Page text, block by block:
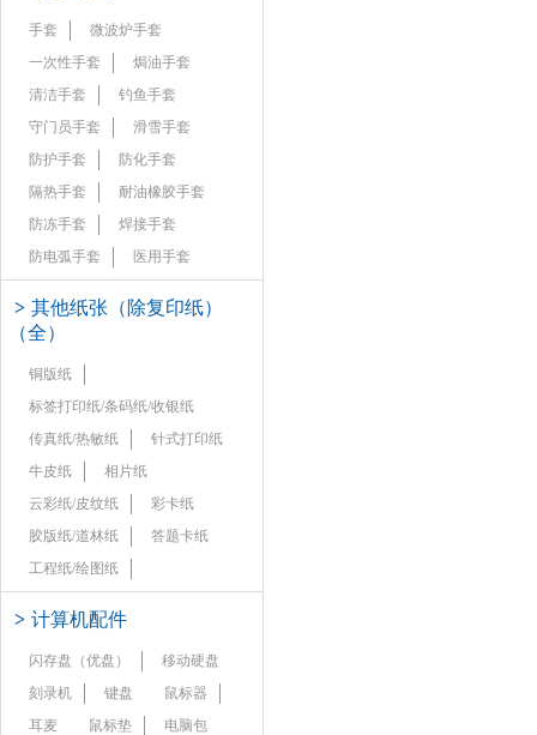
手套
微波炉手套
一次性手套
焗油手套
清洁手套
钓鱼手套
守门员手套
滑雪手套
防护手套
防化手套
隔热手套
耐油橡胶手套
防冻手套
焊接手套
防电弧手套
医用手套
> 其他纸张（除复印纸）
（全）
铜版纸
标签打印纸/条码纸/收银纸
传真纸/热敏纸
针式打印纸
牛皮纸
相片纸
云彩纸/皮纹纸
彩卡纸
胶版纸/道林纸
答题卡纸
工程纸/绘图纸
> 计算机配件
闪存盘（优盘）
移动硬盘
刻录机
键盘
鼠标器
耳麦
鼠标垫
电脑包